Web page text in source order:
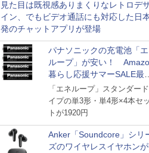
見た目は既視感ありまくりなレトロデ
イン、でもビデオ通話にも対応した日
発のチャットアプリが登場
パナソニックの充電池「
ループ」が安い！
暮らし応援サマーSALE最終
日
「エネループ」スタンダー
イプの単3形・単4形×4本セッ
トが1920円
Anker「Soundcore」シリ
ズのワイヤレスイヤホン